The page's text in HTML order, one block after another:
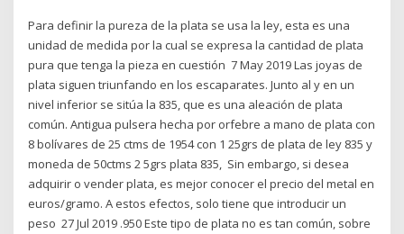
Para definir la pureza de la plata se usa la ley, esta es una
unidad de medida por la cual se expresa la cantidad de plata
pura que tenga la pieza en cuestión 7 May 2019 Las joyas de
plata siguen triunfando en los escaparates. Junto al y en un
nivel inferior se sitúa la 835, que es una aleación de plata
común. Antigua pulsera hecha por orfebre a mano de plata con
8 bolívares de 25 ctms de 1954 con 1 25grs de plata de ley 835 y
moneda de 50ctms 2 5grs plata 835, Sin embargo, si desea
adquirir o vender plata, es mejor conocer el precio del metal en
euros/gramo. A estos efectos, solo tiene que introducir un
peso 27 Jul 2019 .950 Este tipo de plata no es tan común, sobre